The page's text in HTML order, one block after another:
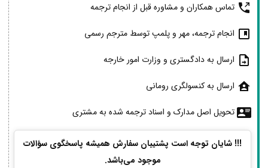
تماس همکاران و مشاوره قبل از انجام ترجمه
انجام ترجمه، مهر و پلمپ توسط مترجم رسمی
ارسال به دادگستری و وزارت امور خارجه
ارسال به کنسولگری رومانی
تحویل اصل مدارک و اسناد ترجمه شده به مشتری
!!! شایان توجه است پشتیبان سفارش همیشه پاسخگوی سؤالات
موجود می‌باشد.